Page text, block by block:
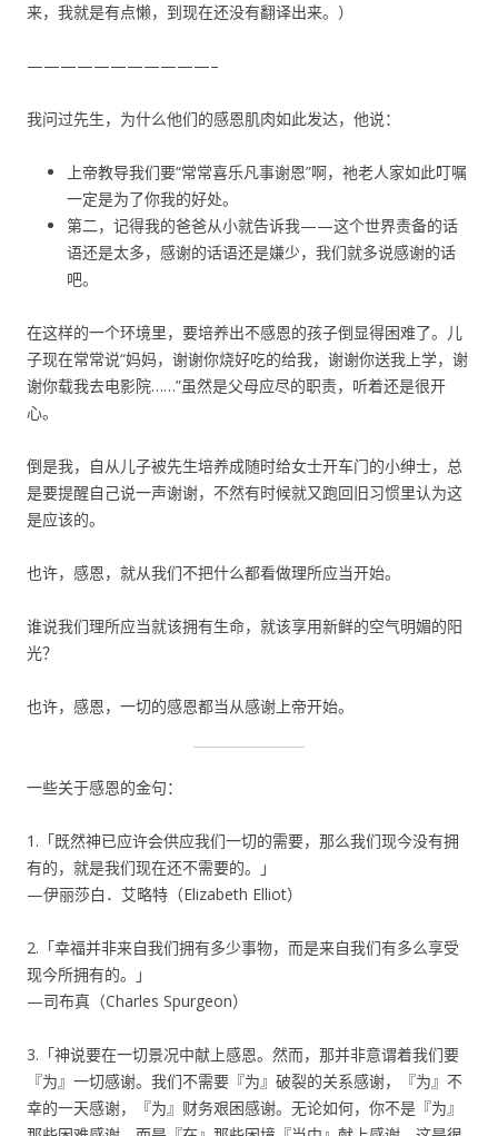
来，我就是有点懒，到现在还没有翻译出来。）
———————————–
我问过先生，为什么他们的感恩肌肉如此发达，他说：
上帝教导我们要“常常喜乐凡事谢恩”啊，祂老人家如此叮嘱
一定是为了你我的好处。
第二，记得我的爸爸从小就告诉我——这个世界责备的话
语还是太多，感谢的话语还是嫌少，我们就多说感谢的话
吧。
在这样的一个环境里，要培养出不感恩的孩子倒显得困难了。儿
子现在常常说“妈妈，谢谢你烧好吃的给我，谢谢你送我上学，谢
谢你载我去电影院……”虽然是父母应尽的职责，听着还是很开
心。
倒是我，自从儿子被先生培养成随时给女士开车门的小绅士，总
是要提醒自己说一声谢谢，不然有时候就又跑回旧习惯里认为这
是应该的。
也许，感恩，就从我们不把什么都看做理所应当开始。
谁说我们理所应当就该拥有生命，就该享用新鲜的空气明媚的阳
光？
也许，感恩，一切的感恩都当从感谢上帝开始。
一些关于感恩的金句：
1.「既然神已应许会供应我们一切的需要，那么我们现今没有拥
有的，就是我们现在还不需要的。」
—伊丽莎白．艾略特（Elizabeth Elliot）
2.「幸福并非来自我们拥有多少事物，而是来自我们有多么享受
现今所拥有的。」
—司布真（Charles Spurgeon）
3.「神说要在一切景况中献上感恩。然而，那并非意谓着我们要
『为』一切感谢。我们不需要『为』破裂的关系感谢，『为』不
幸的一天感谢，『为』财务艰困感谢。无论如何，你不是『为』